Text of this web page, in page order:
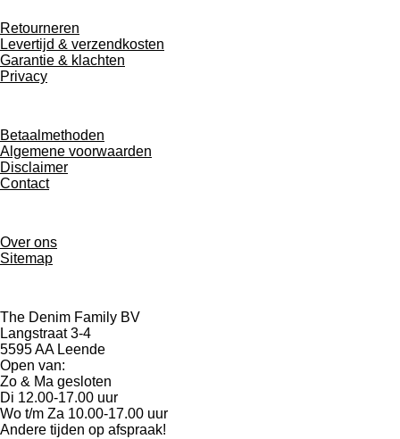
Retourneren
Levertijd & verzendkosten
Garantie & klachten
Privacy
Betaalmethoden
Algemene voorwaarden
Disclaimer
Contact
Over ons
Sitemap
The Denim Family BV
Langstraat 3-4
5595 AA Leende
Open van:
Zo & Ma gesloten
Di 12.00-17.00 uur
Wo t/m Za 10.00-17.00 uur
Andere tijden op afspraak!